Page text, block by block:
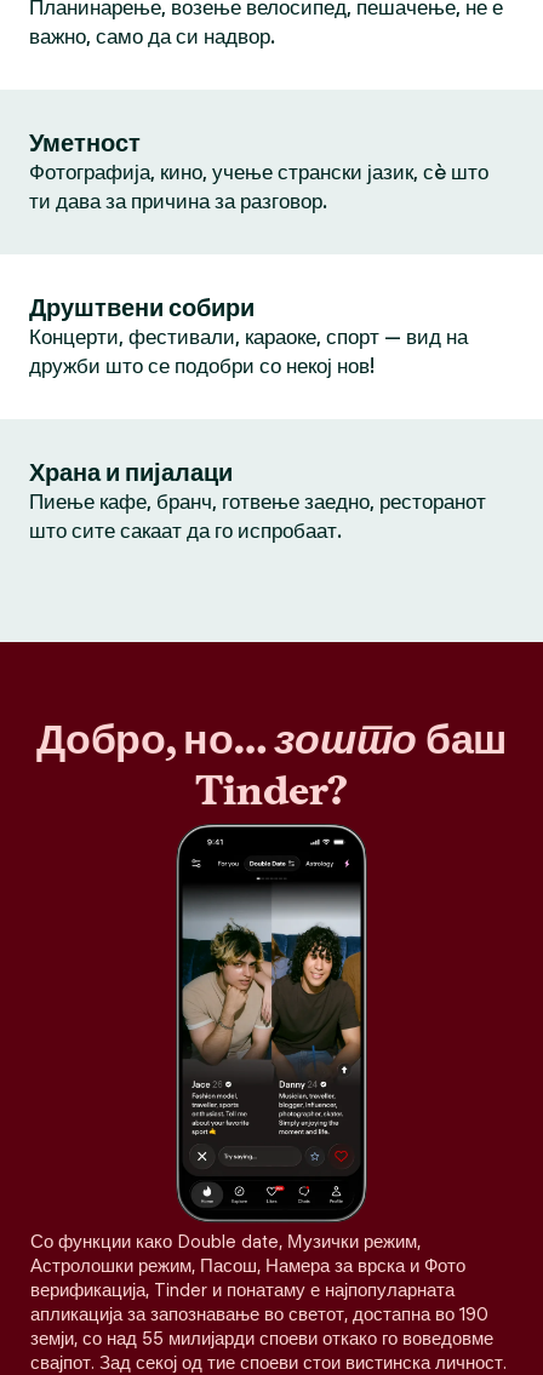
Планинарење, возење велосипед, пешачење, не е
важно, само да си надвор.
Уметност
Фотографија, кино, учење странски јазик, сè што
ти дава за причина за разговор.
Друштвени собири
Концерти, фестивали, караоке, спорт — вид на
дружби што се подобри со некој нов!
Храна и пијалаци
Пиење кафе, бранч, готвење заедно, ресторанот
што сите сакаат да го испробаат.
Добро, но…зошто баш
Tinder?
Со функции како Double date, Музички режим,
Астролошки режим, Пасош, Намера за врска и Фото
верификација, Tinder и понатаму е најпопуларната
апликација за запознавање во светот, достапна во 190
земји, со над 55 милијарди споеви откако го воведовме
свајпот. Зад секој од тие споеви стои вистинска личност.